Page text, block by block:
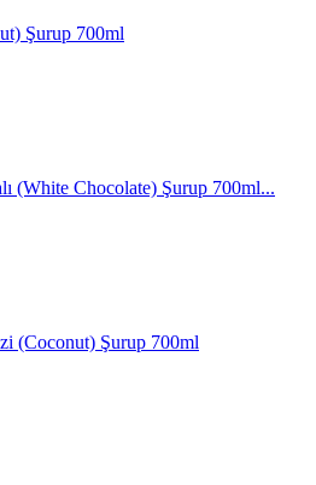
Şurup 700ml
(White Chocolate) Şurup 700ml...
(Coconut) Şurup 700ml